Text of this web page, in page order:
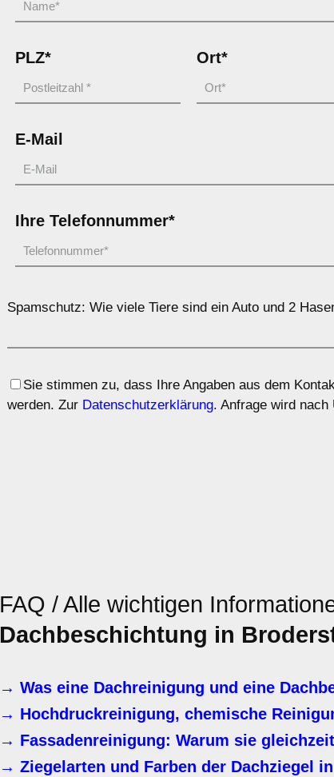
PLZ* Ort*
E-Mail
Ihre Telefonnummer*
Spamschutz: Wie viele Tiere sind ein Auto und 2
Sie stimmen zu, dass Ihre Angaben aus dem
werden. Zur Datenschutzerklärung. Anfrage wird nach
FAQ / Alle wichtigen
Dachbeschichtung in
→ Was eine Dachreinigung und eine
→ Hochdruckreinigung, chemische
→ Fassadenreinigung: Warum sie
→ Ziegelarten und Farben der Dachziegel